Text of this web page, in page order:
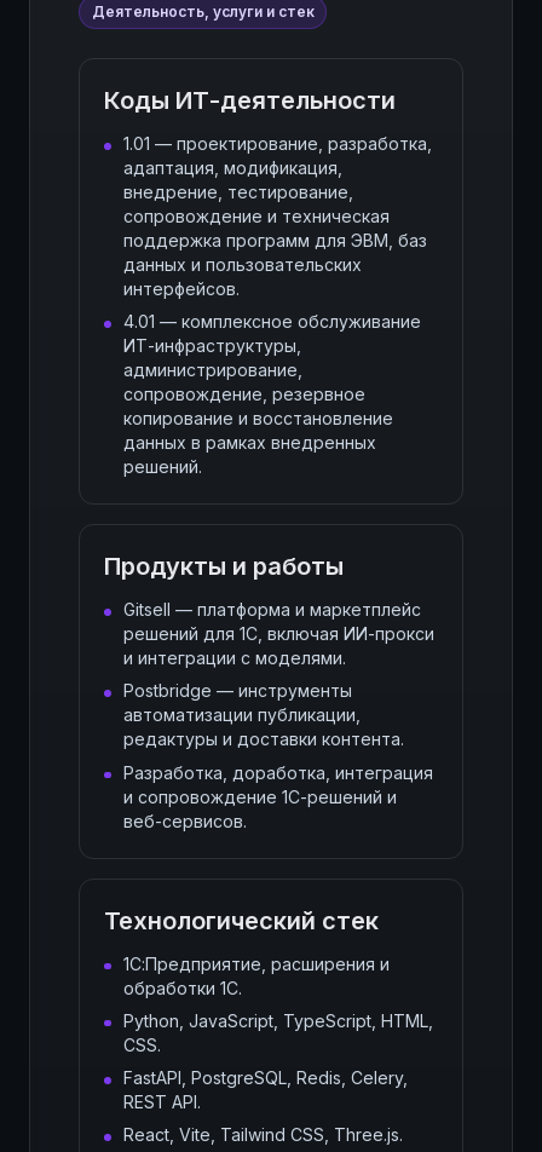
Деятельность, услуги и стек
Коды ИТ-деятельности
1.01 — проектирование, разработка,
адаптация, модификация,
внедрение, тестирование,
сопровождение и техническая
поддержка программ для ЭВМ, баз
данных и пользовательских
интерфейсов.
4.01 — комплексное обслуживание
ИТ-инфраструктуры,
администрирование,
сопровождение, резервное
копирование и восстановление
данных в рамках внедренных
решений.
Продукты и работы
Gitsell — платформа и маркетплейс
решений для 1С, включая ИИ-прокси
и интеграции с моделями.
Postbridge — инструменты
автоматизации публикации,
редактуры и доставки контента.
Разработка, доработка, интеграция
и сопровождение 1С-решений и
веб-сервисов.
Технологический стек
1С:Предприятие, расширения и
обработки 1С.
Python, JavaScript, TypeScript, HTML,
CSS.
FastAPI, PostgreSQL, Redis, Celery,
REST API.
React, Vite, Tailwind CSS, Three.js.